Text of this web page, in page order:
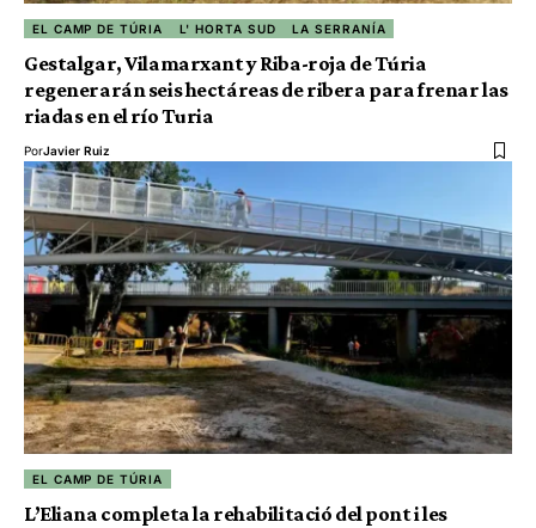
EL CAMP DE TÚRIA L' HORTA SUD LA SERRANÍA
Gestalgar, Vilamarxant y Riba-roja de Túria
regenerarán seis hectáreas de ribera para frenar las
riadas en el río Turia
PorJavier Ruiz
EL CAMP DE TÚRIA
L’Eliana completa la rehabilitació del pont i les